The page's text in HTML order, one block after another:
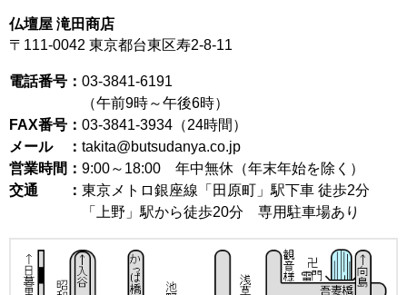
仏壇屋 滝田商店
〒111-0042 東京都台東区寿2-8-11
電話番号： 03-3841-6191
（午前9時～午後6時）
FAX番号： 03-3841-3934（24時間）
メール ： takita@butsudanya.co.jp
営業時間： 9:00～18:00 年中無休（年末年始を除く）
交通 ： 東京メトロ銀座線「田原町」駅下車 徒歩2分
「上野」駅から徒歩20分 専用駐車場あり